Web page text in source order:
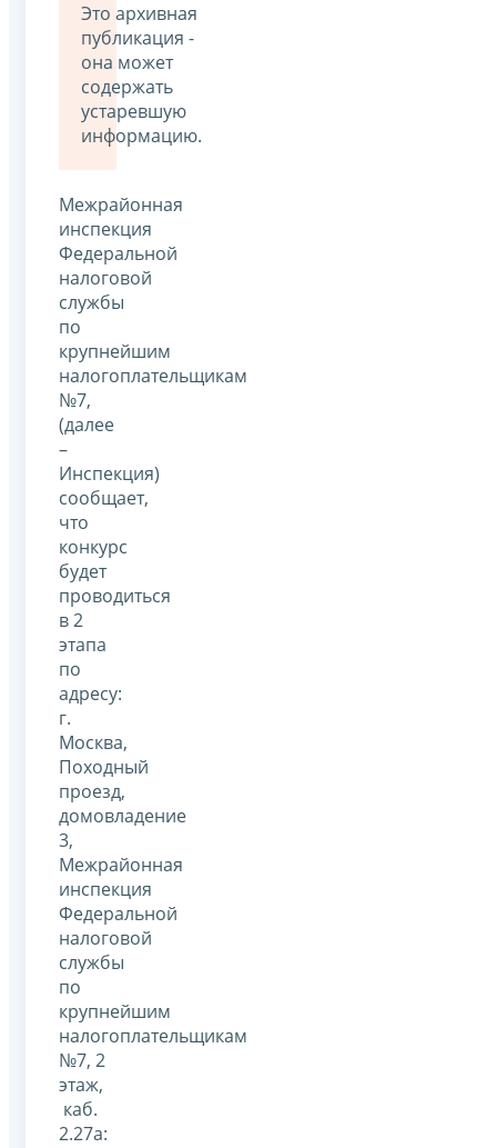
Это архивная
публикация -
она может
содержать
устаревшую
информацию.
Межрайонная
инспекция
Федеральной
налоговой
службы
по
крупнейшим
налогоплательщикам
№7,
(далее
–
Инспекция)
сообщает,
что
конкурс
будет
проводиться
в 2
этапа
по
адресу:
г.
Москва,
Походный
проезд,
домовладение
3,
Межрайонная
инспекция
Федеральной
налоговой
службы
по
крупнейшим
налогоплательщикам
№7, 2
этаж,
каб.
2.27а: